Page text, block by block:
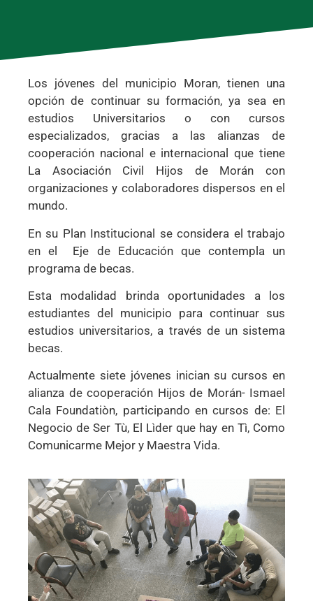
Los jóvenes del municipio Moran, tienen una
opción de continuar su formación, ya sea en
estudios Universitarios o con cursos
especializados, gracias a las alianzas de
cooperación nacional e internacional que tiene
La Asociación Civil Hijos de Morán con
organizaciones y colaboradores dispersos en el
mundo.
En su Plan Institucional se considera el trabajo
en el Eje de Educación que contempla un
programa de becas.
Esta modalidad brinda oportunidades a los
estudiantes del municipio para continuar sus
estudios universitarios, a través de un sistema
becas.
Actualmente siete jóvenes inician su cursos en
alianza de cooperación Hijos de Morán- Ismael
Cala Foundatiòn, participando en cursos de: El
Negocio de Ser Tù, El Lìder que hay en Tì, Como
Comunicarme Mejor y Maestra Vida.